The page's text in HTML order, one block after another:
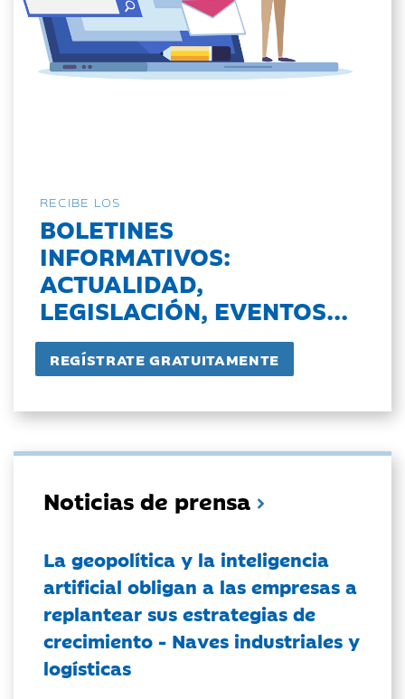
RECIBE LOS
BOLETINES
INFORMATIVOS:
ACTUALIDAD,
LEGISLACIÓN, EVENTOS...
Noticias de prensa
La geopolítica y la inteligencia
artificial obligan a las empresas a
replantear sus estrategias de
crecimiento - Naves industriales y
logísticas